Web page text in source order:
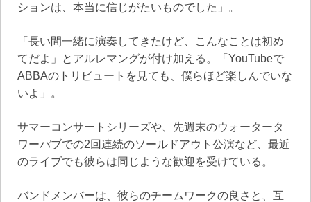
ションは、本当に信じがたいものでした」。
「長い間一緒に演奏してきたけど、こんなことは初め
てだよ」とアルレマングが付け加える。「YouTubeで
ABBAのトリビュートを見ても、僕らほど楽しんでいな
いよ」。
サマーコンサートシリーズや、先週末のウォータータ
ワーパブでの2回連続のソールドアウト公演など、最近
のライブでも彼らは同じような歓迎を受けている。
バンドメンバーは、彼らのチームワークの良さと、互